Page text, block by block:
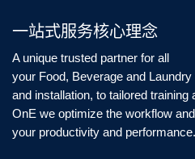
一站式服务核心理念
A unique trusted partner for all
your Food, Beverage and
and installation, to tailored
OnE we optimize the workflow
your productivity and performance.